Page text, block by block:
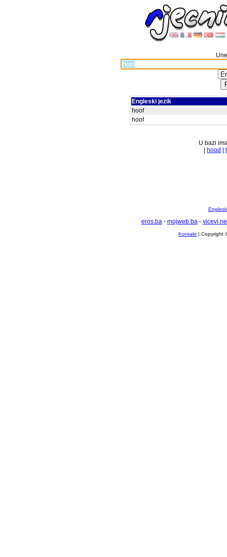
Engleski jezik
hoof
hoof
U bazi
hood
eros.ba- mojweb.ba-
Kontakt | Copyright